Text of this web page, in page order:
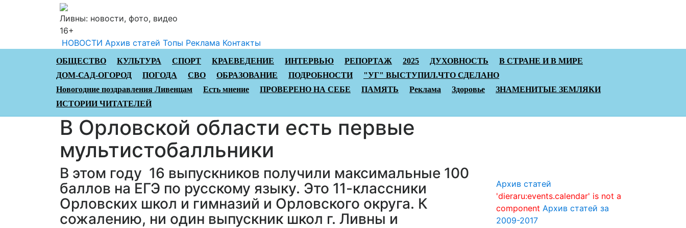
Ливны: новости, фото, видео
16+
НОВОСТИ Архив статей Топы Реклама Контакты
ОБЩЕСТВО КУЛЬТУРА СПОРТ КРАЕВЕДЕНИЕ ИНТЕРВЬЮ РЕПОРТАЖ 2025 ДУХОВНОСТЬ
В СТРАНЕ И В МИРЕ
ДОМ-САД-ОГОРОД
ПОГОДА СВО ОБРАЗОВАНИЕ ПОДРОБНОСТИ
"УГ" ВЫСТУПИЛ.ЧТО СДЕЛАНО
Новогодние поздравления Ливенцам
Есть мнение ПРОВЕРЕНО НА СЕБЕ ПАМЯТЬ Реклама Здоровье
ЗНАМЕНИТЫЕ ЗЕМЛЯКИ
ИСТОРИИ ЧИТАТЕЛЕЙ
В Орловской области есть первые
мультистобалльники
В этом году 16 выпускников получили максимальные 100
баллов на ЕГЭ по русскому языку. Это 11-классники
Орловских школ и гимназий и Орловского округа. К
сожалению, ни один выпускник школ г. Ливны и
Архив статей
'dieraru:events.calendar' is not a
component Архив статей за
2009-2017